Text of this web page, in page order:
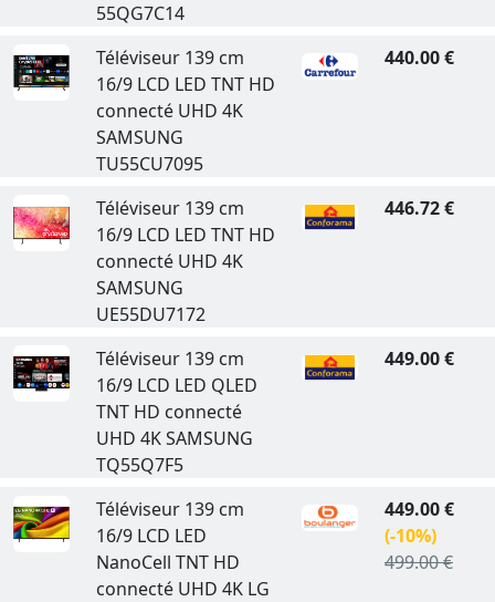
55QG7C14
Téléviseur 139 cm
16/9 LCD LED TNT HD
connecté UHD 4K
SAMSUNG
TU55CU7095
440.00 €
Téléviseur 139 cm
16/9 LCD LED TNT HD
connecté UHD 4K
SAMSUNG
UE55DU7172
446.72 €
Téléviseur 139 cm
16/9 LCD LED QLED
TNT HD connecté
UHD 4K SAMSUNG
TQ55Q7F5
449.00 €
Téléviseur 139 cm
16/9 LCD LED
NanoCell TNT HD
connecté UHD 4K LG
449.00 €
(-10%)
499.00 €